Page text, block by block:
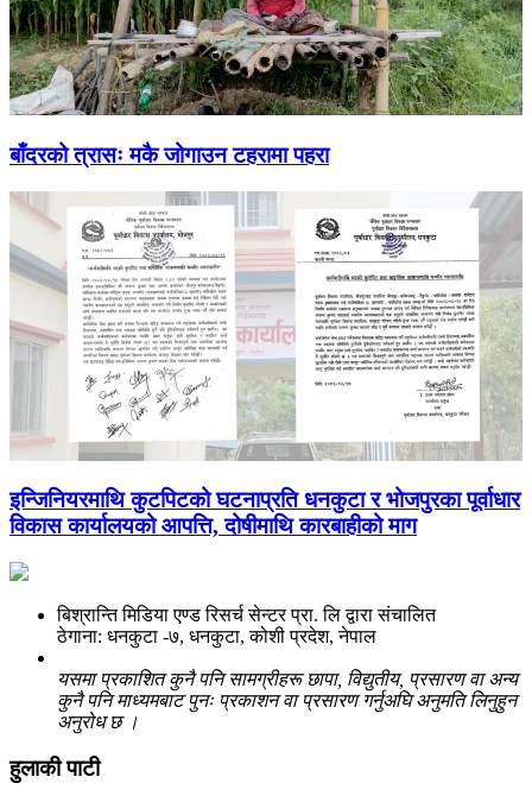
बाँदरको त्रासः मकै जोगाउन टहरामा पहरा
इन्जिनियरमाथि कुटपिटको घटनाप्रति धनकुटा र भोजपुरका पूर्वाधार
विकास कार्यालयको आपत्ति, दोषीमाथि कारबाहीको माग
बिश्रान्ति मिडिया एण्ड रिसर्च सेन्टर प्रा. लि द्वारा संचालित
ठेगाना: धनकुटा -७, धनकुटा, कोशी प्रदेश, नेपाल
यसमा प्रकाशित कुनै पनि सामग्रीहरू छापा, विद्युतीय, प्रसारण वा अन्य
कुनै पनि माध्यमबाट पुनः प्रकाशन वा प्रसारण गर्नुअघि अनुमति लिनुहुन
अनुरोध छ ।
हुलाकी पाटी